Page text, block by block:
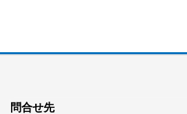
問合せ先